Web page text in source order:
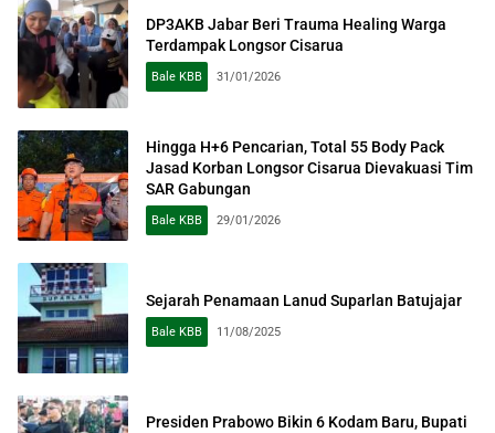
DP3AKB Jabar Beri Trauma Healing Warga
Terdampak Longsor Cisarua
Bale KBB 31/01/2026
Hingga H+6 Pencarian, Total 55 Body Pack
Jasad Korban Longsor Cisarua Dievakuasi Tim
SAR Gabungan
Bale KBB 29/01/2026
Sejarah Penamaan Lanud Suparlan Batujajar
Bale KBB 11/08/2025
Presiden Prabowo Bikin 6 Kodam Baru, Bupati